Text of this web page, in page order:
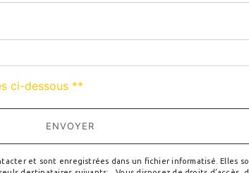
ci-dessous **
ENVOYER
et sont enregistrées dans un fichier informatisé. Elles